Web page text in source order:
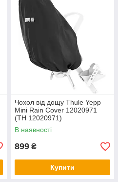
Чохол від дощу Thule Yepp
Mini Rain Cover 12020971
(TH 12020971)
В наявності
899 ₴
Купити